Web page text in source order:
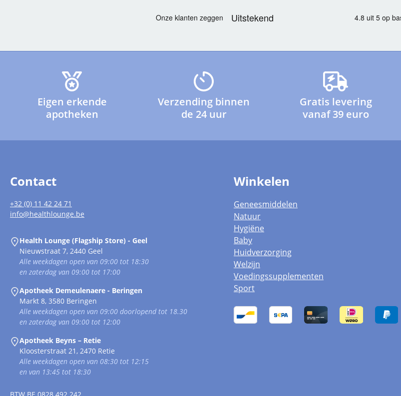
Eigen erkende
apotheken
Verzending binnen
de 24 uur
Gratis levering
vanaf 39 euro
Contact
+32 (0) 11 42 24 71
info@healthlounge.be
Health Lounge (Flagship Store) - Geel
Nieuwstraat 7, 2440 Geel
Alle weekdagen open van 09:00 tot 18:30
en zaterdag van 09:00 tot 17:00
Apotheek Demeulenaere - Beringen
Markt 8, 3580 Beringen
Alle weekdagen open van 09:00 doorlopend tot 18.30
en zaterdag van 09:00 tot 12:00
Apotheek Beyns – Retie
Kloosterstraat 21, 2470 Retie
Alle weekdagen open van 08:30 tot 12:15
en van 13:45 tot 18:30
Winkelen
Geneesmiddelen
Natuur
Hygiëne
Baby
Huidverzorging
Welzijn
Voedingssupplementen
Sport